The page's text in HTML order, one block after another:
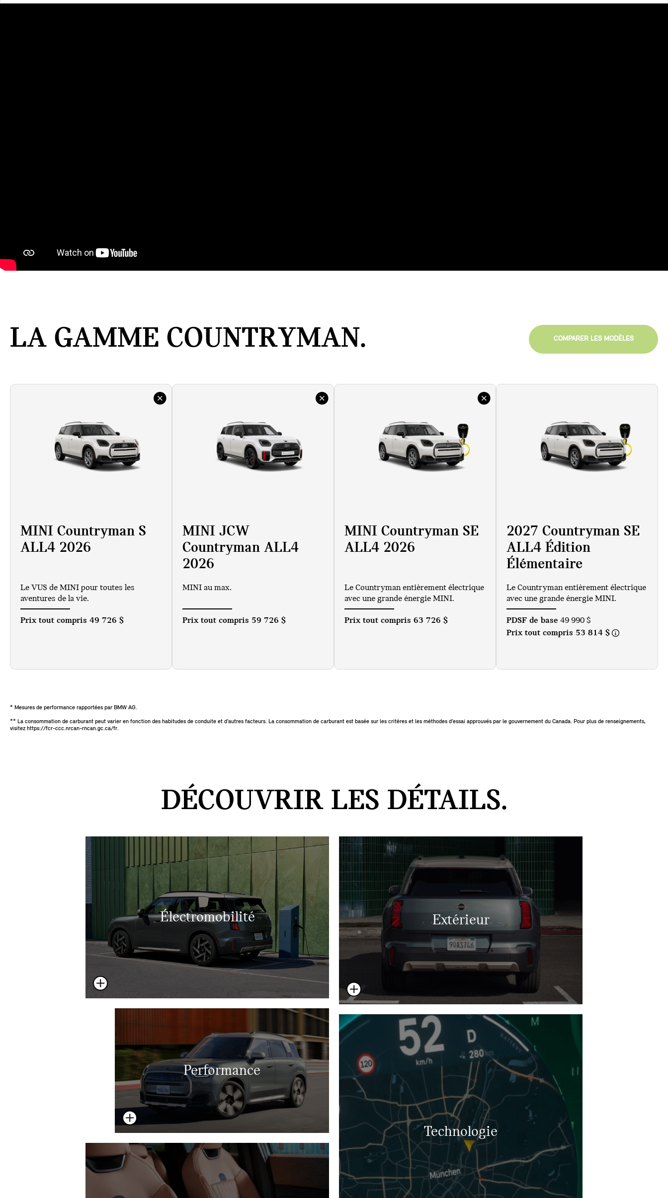
LA GAMME COUNTRYMAN. COMPARER LES MODÈLES
MINI Countryman S
ALL4 2026
Le VUS de MINI pour toutes les
aventures de la vie.
Prix tout compris 49 726 $
MINI JCW
Countryman ALL4
2026
MINI au max.
Prix tout compris 59 726 $
MINI Countryman SE
ALL4 2026
Le Countryman entièrement électrique
avec une grande énergie MINI.
Prix tout compris 63 726 $
2027 Countryman SE
ALL4 Édition
Élémentaire
Le Countryman entièrement électrique
avec une grande énergie MINI.
PDSF de base 49 990 $
Prix tout compris 53 814 $
* Mesures de performance rapportées par BMW AG.
** La consommation de carburant peut varier en fonction des habitudes de conduite et d’autres facteurs. La consommation de carburant est basée sur les critères et les méthodes d’essai approuvés par le gouvernement du Canada. Pour plus de renseignements,
visitez https://fcr-ccc.nrcan-rncan.gc.ca/fr.
DÉCOUVRIR LES DÉTAILS.
Électromobilité
Performance
Extérieur
Technologie